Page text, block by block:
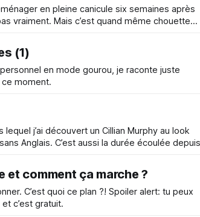
en pleine canicule six semaines après
vraiment. Mais c’est quand même chouette
(1)
en mode gourou, je raconte juste
moment.
lequel j’ai découvert un Cillian Murphy au look
Anglais. C’est aussi la durée écoulée depuis
et comment ça marche ?
C’est quoi ce plan ?! Spoiler alert: tu peux
c’est gratuit.